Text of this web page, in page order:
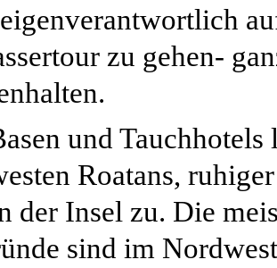
zu gehen-
und Tauchhotels
Roatans,
der Insel zu. Die
sind im